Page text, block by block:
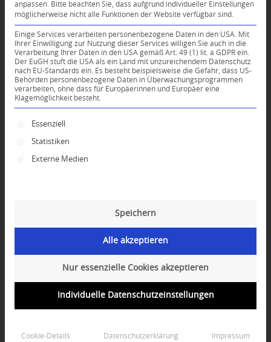
0
Dein Kommentar
An Diskussion beteiligen?
Hinterlassen Sie uns Ihren Kommentar!
anpassen.
Bitte beachten Sie, dass aufgrund individueller Einstellungen
möglicherweise nicht alle Funktionen der Website verfügbar sind.
Einige Services verarbeiten personenbezogene Daten in den USA. Mit
Ihrer Einwilligung zur Nutzung dieser Services willigen Sie auch in die
Verarbeitung Ihrer Daten in den USA gemäß Art. 49 (1) lit. a GDPR ein.
Der EuGH stuft die USA als ein Land mit unzureichendem Datenschutz
nach EU-Standards ein. Es besteht beispielsweise die Gefahr, dass US-
Behörden personenbezogene Daten in Überwachungsprogrammen
verarbeiten, ohne dass für Europäerinnen und Europäer eine
Klagemöglichkeit besteht.
Es folgt eine Liste der Service-Gruppen, für die
Essenziell
Statistiken
Externe Medien
Speichern
Alle akzeptieren
Nur essenzielle Cookies akzeptieren
Individuelle Datenschutzeinstellungen
Cookie-Details Datenschutzerklärung Impressum